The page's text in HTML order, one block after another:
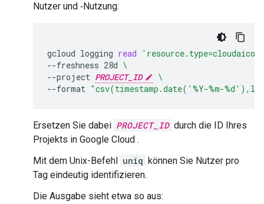
Nutzer und ‑Nutzung:
gcloud logging read
--freshness 28d \
--project PROJECT_ID
\
--format "csv(timestamp.date('%Y-%m-
Ersetzen Sie dabei PROJECT_ID durch die ID Ihres
Projekts in Google Cloud .
Mit dem Unix-Befehl uniq können Sie Nutzer pro
Tag eindeutig identifizieren.
Die Ausgabe sieht etwa so aus: